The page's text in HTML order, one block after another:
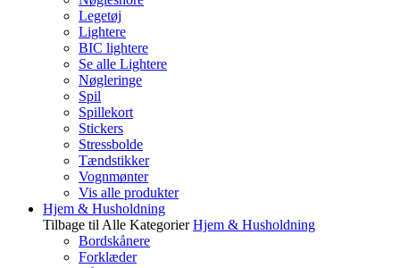
Legetøj
Lightere
BIC lightere
Se alle Lightere
Nøgleringe
Spil
Spillekort
Stickers
Stressbolde
Tændstikker
Vognmønter
Vis alle produkter
Hjem & Husholdning
Tilbage til Alle Kategorier Hjem & Husholdning
Bordskånere
Forklæder